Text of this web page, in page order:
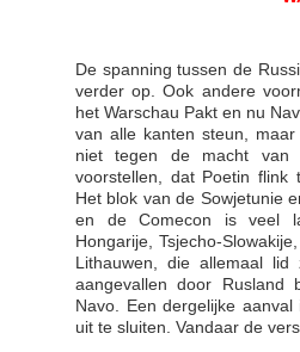
De spanning tussen de
verder op. Ook andere
het Warschau Pakt en nu
van alle kanten steun,
niet tegen de macht van
voorstellen, dat Poetin flink
Het blok van de Sowjetunie
en de Comecon is veel
Hongarije, Tsjecho-
Lithauwen, die allemaal
aangevallen door
Navo. Een dergelijke
uit te sluiten. Vandaar de